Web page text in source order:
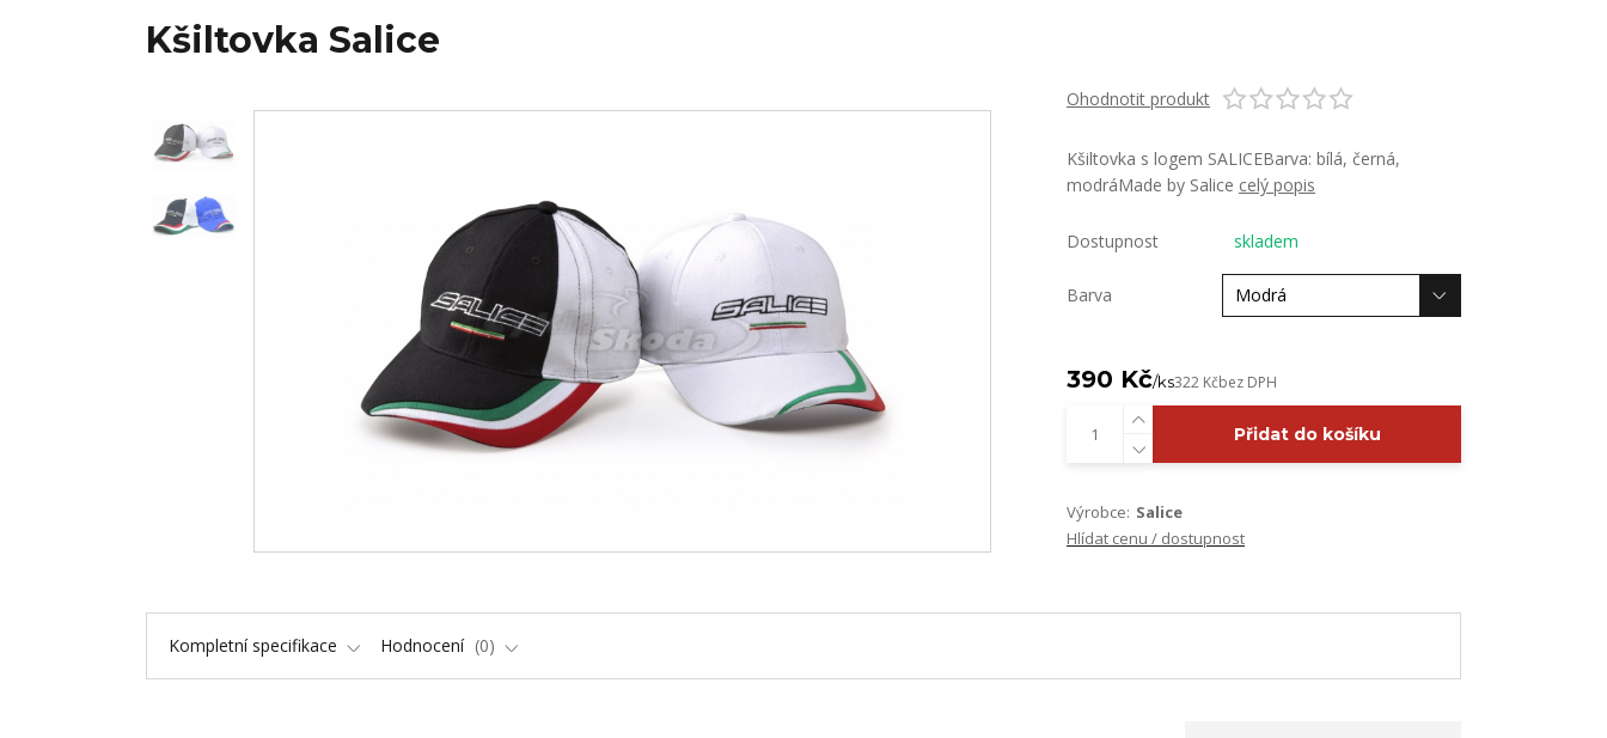
Kšiltovka Salice
Ohodnotit produkt
Kšiltovka s logem SALICEBarva: bílá, černá,
modráMade by Salice celý popis
Dostupnost skladem
Barva
390 Kč/ks322 Kčbez DPH
Přidat do košíku
Výrobce: Salice
Hlídat cenu / dostupnost
Kompletní specifikace Hodnocení 0